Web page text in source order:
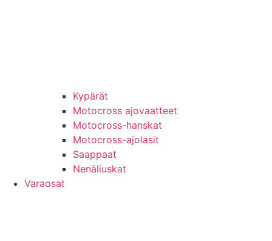
Kypärät
Motocross ajovaatteet
Motocross-hanskat
Motocross-ajolasit
Saappaat
Nenäliuskat
Varaosat